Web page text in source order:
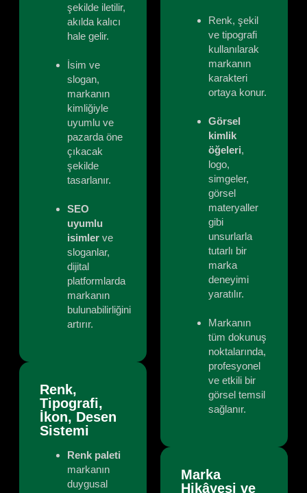
şekilde iletilir,
akılda kalıcı
hale gelir.
İsim ve
slogan,
markanın
kimliğiyle
uyumlu ve
pazarda öne
çıkacak
şekilde
tasarlanır.
SEO
uyumlu
isimler ve
sloganlar,
dijital
platformlarda
markanın
bulunabilirliğini
artırır.
Renk,
Tipografi,
İkon, Desen
Sistemi
Renk paleti
markanın
duygusal
Renk, şekil
ve tipografi
kullanılarak
markanın
karakteri
ortaya konur.
Görsel
kimlik
öğeleri,
logo,
simgeler,
görsel
materyaller
gibi
unsurlarla
tutarlı bir
marka
deneyimi
yaratılır.
Markanın
tüm dokunuş
noktalarında,
profesyonel
ve etkili bir
görsel temsil
sağlanır.
Marka
Hikâyesi ve